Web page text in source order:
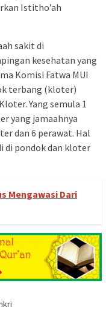
Istitho’ah
sakit di
kesehatan yang
Komisi Fatwa MUI
terbang (kloter)
Yang semula 1
yang jamaahnya
dan 6 perawat. Hal
di pondok dan kloter
Mengawasi Dari